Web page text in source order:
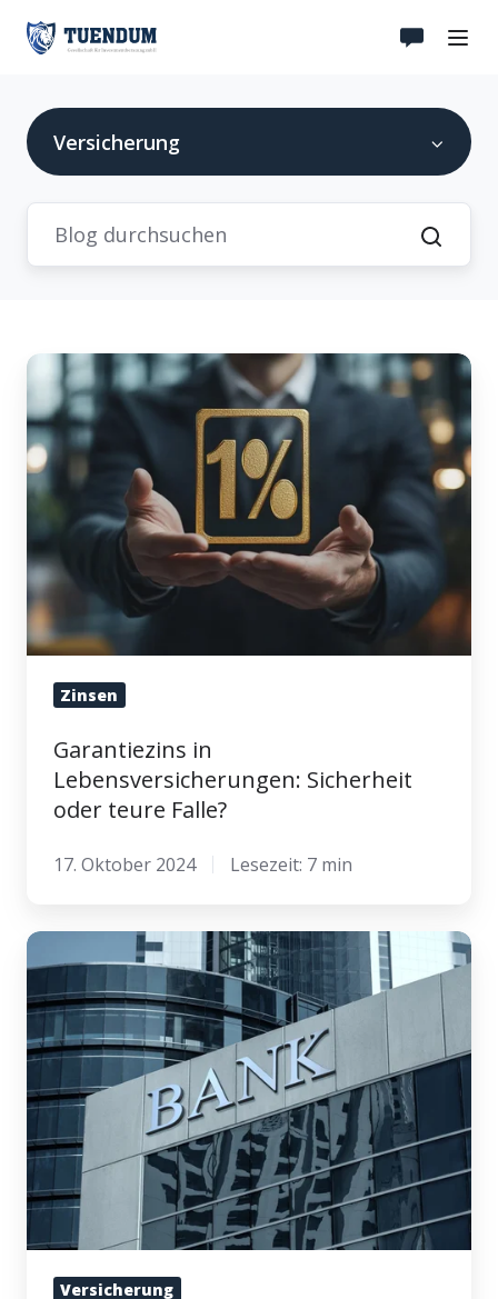
Versicherung
Garantiezins
Lebensversicherungen:
Sicherheit
oder
teure
Falle?
Zinsen
Garantiezins in
Lebensversicherungen: Sicherheit
oder teure Falle?
17. Oktober 2024 Lesezeit: 7 min
Warum
du
deine
Bank-
Versicherungsprodukte
hinterfragen
solltest
Versicherung